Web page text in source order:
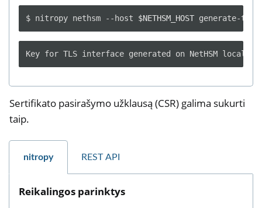
$ nitropy nethsm --host $NETHSM_HOST generate-tls-
Sertifikato pasirašymo užklausą (CSR) galima sukurti
taip.
nitropy REST API
Reikalingos parinktys